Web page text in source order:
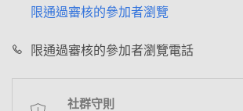
限通過審核的參加者瀏覽
限通過審核的參加者瀏覽電話
社群守則